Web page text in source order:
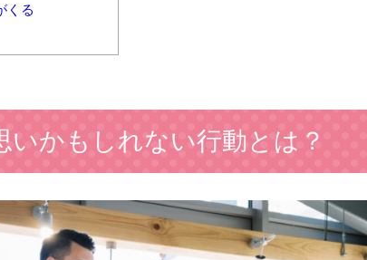
くる
いかもしれない行動とは？